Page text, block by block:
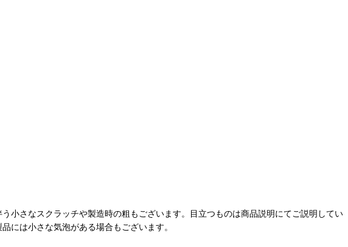
小さなスクラッチや製造時の粗もございます。目立つものは商品説明にてご説明してい
には小さな気泡がある場合もございます。